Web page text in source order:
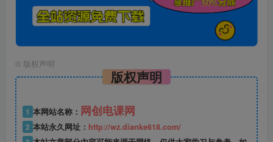
© 版权声明
版权声明
1 本网站名称： 网创电课网
2 本站永久网址： http://wz.dianke618.com/